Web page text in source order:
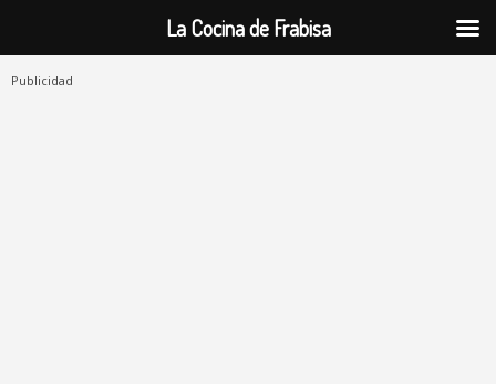
Publicidad
La Cocina de Frabisa